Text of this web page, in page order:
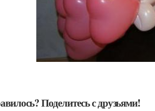
Поделитесь с друзьями!